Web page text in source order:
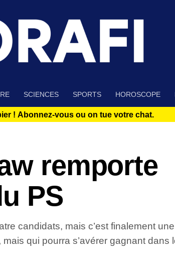
SCIENCES SPORTS HOROSCOPE
! Abonnez-vous ou on tue votre chat.
remporte
PS
candidats, mais c’est finalement
qui pourra s’avérer gagnant dans